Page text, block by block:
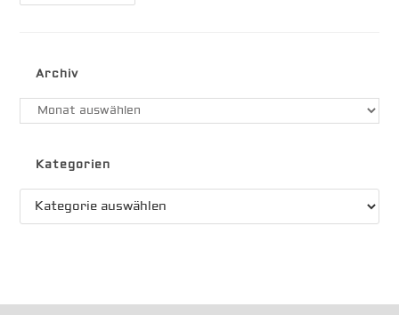
Archiv
Archiv
Kategorien
Kategorien